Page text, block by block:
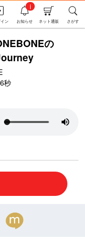
さがす
ネット通販
お知らせ
i
ン
の
秒